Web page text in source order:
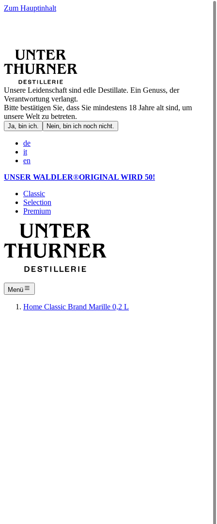
Zum Hauptinhalt
Unsere Leidenschaft sind edle Destillate. Ein Genuss, der
Verantwortung verlangt.
Bitte bestätigen Sie, dass Sie mindestens 18 Jahre alt sind, um
unsere Welt zu betreten.
Ja, bin ich. Nein, bin ich noch nicht.
de
it
en
UNSER WALDLER®ORIGINAL WIRD 50!
Classic
Selection
Premium
Menü
Home Classic Brand Marille 0,2 L